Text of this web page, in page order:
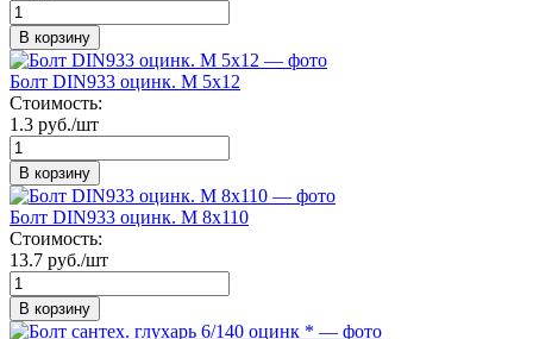
В корзину
Болт DIN933 оцинк. М 5х12
Стоимость:
1.3 руб./шт
В корзину
Болт DIN933 оцинк. М 8х110
Стоимость:
13.7 руб./шт
В корзину